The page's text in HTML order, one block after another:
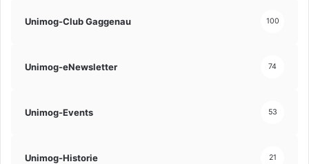
Unimog-Club Gaggenau 100
Unimog-eNewsletter 74
Unimog-Events 53
Unimog-Historie 21